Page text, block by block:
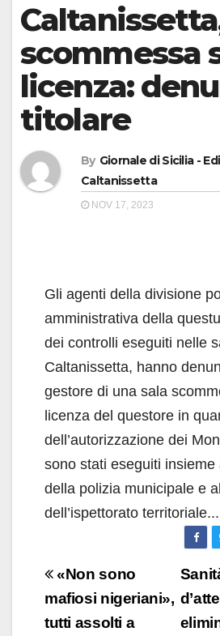
scommessa
licenza:
titolare
By Giornale di Sicilia -
Caltanissetta
NOV 17, 2023
Gli agenti della divisione
amministrativa della
dei controlli eseguiti nelle
Caltanissetta, hanno
gestore di una sala
licenza del questore in
dell’autorizzazione dei
sono stati eseguiti insieme
della polizia municipale e
dell’ispettorato territoriale...
Navigazione
articoli
«Non sono
mafiosi nigeriani»,
tutti assolti a